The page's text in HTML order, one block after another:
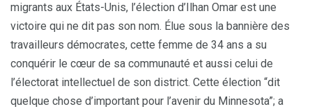
migrants aux États-Unis, l’élection d’Ilhan Omar est une
victoire qui ne dit pas son nom. Élue sous la bannière des
travailleurs démocrates, cette femme de 34 ans a su
conquérir le cœur de sa communauté et aussi celui de
l’électorat intellectuel de son district. Cette élection “dit
quelque chose d’important pour l’avenir du Minnesota”; a